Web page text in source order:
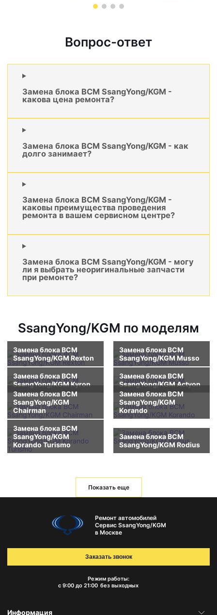
Вопрос-ответ
Замена блока BCM SsangYong/KGM -
какова цена ремонта?
Замена блока BCM SsangYong/KGM - как
долго занимает?
Замена блока BCM SsangYong/KGM -
каковы преимущества проведения
ремонта в вашем сервисном центре?
Замена блока BCM SsangYong/KGM - могу
ли я выбрать неоригинальные запчасти
при ремонте?
SsangYong/KGM по моделям
Замена блока BCM
SsangYong/KGM Rexton
Замена блока BCM
SsangYong/KGM Musso
Замена блока BCM
SsangYong/KGM Kyron
Замена блока BCM
SsangYong/KGM Actyon
Замена блока BCM
SsangYong/KGM
Chairman
Замена блока BCM
SsangYong/KGM
Korando
Замена блока BCM
SsangYong/KGM
Korando Turismo
Замена блока BCM
SsangYong/KGM Rodius
Показать еще
Ремонт автомобилей
Сервис SsangYong/KGM
в Москве
Режим работы:
с 9:00 до 21:00 без выходных
Заказать звонок
Информация